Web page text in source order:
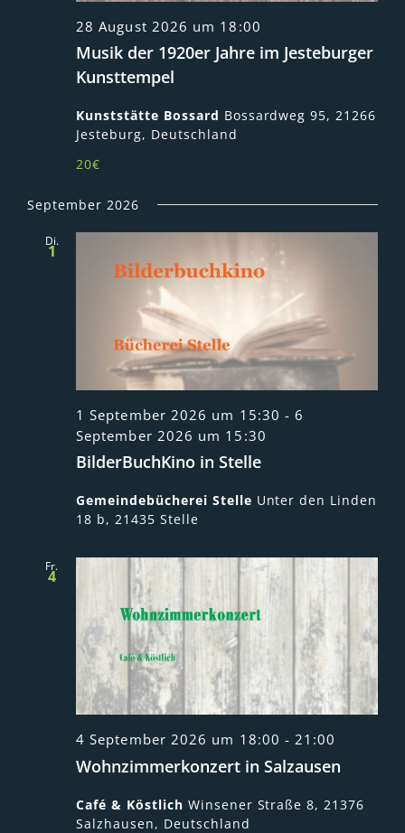
28 August 2026 um 18:00
Musik der 1920er Jahre im Jesteburger
Kunsttempel
Kunststätte Bossard Bossardweg 95, 21266
Jesteburg, Deutschland
20€
September 2026
Di.
1
1 September 2026 um 15:30 -6
September 2026 um 15:30
BilderBuchKino in Stelle
Gemeindebücherei Stelle Unter den Linden
18 b, 21435 Stelle
Fr.
4
4 September 2026 um 18:00 -21:00
Wohnzimmerkonzert in Salzausen
Café & Köstlich Winsener Straße 8, 21376
Salzhausen, Deutschland